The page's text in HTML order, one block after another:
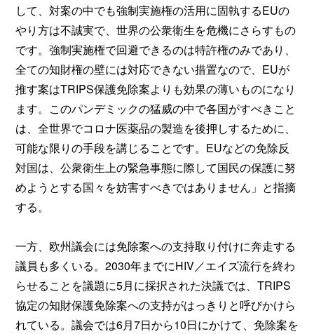
して、対案の中でも強制実施権の活用に固執するEUの
やり方は不誠実で、世界の公衆衛生を危機にさらすもの
です。強制実施権で回避できるのは特許権のみであり、
全ての知財権の壁には対応できない措置なので、EUが
推す案はTRIPS保護免除案よりも効果の薄いものになり
ます。このパンデミックの猛威の中で各国がすべきこと
は、全世界でコロナ医薬品の製造を後押しするために、
可能な限りの手段を講じることです。EUなどの免除反
対国は、公衆衛生上の緊急事態に際して国民の保護に努
めようとする国々を妨害すべきではありません」と指摘
する。
一方、欧州議会には免除案への支持取り付けに奔走する
議員も多くいる。2030年までにHIV／エイズ流行を終わ
らせることを議題に5月に採択された決議では、TRIPS
協定の知財保護免除案への支持がはっきりと呼びかけら
れている。議会では6月7日から10日にかけて、免除案を